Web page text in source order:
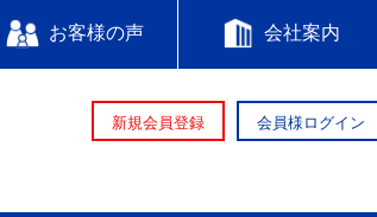
お客様の声 会社案内
新規会員登録 会員様ログイン